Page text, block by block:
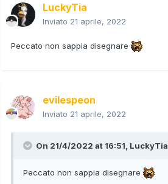
LuckyTia
Inviato 21 aprile, 2022
Peccato non sappia disegnare
evilespeon
Inviato 21 aprile, 2022
On 21/4/2022 at 16:51, LuckyTia
Peccato non sappia disegnare